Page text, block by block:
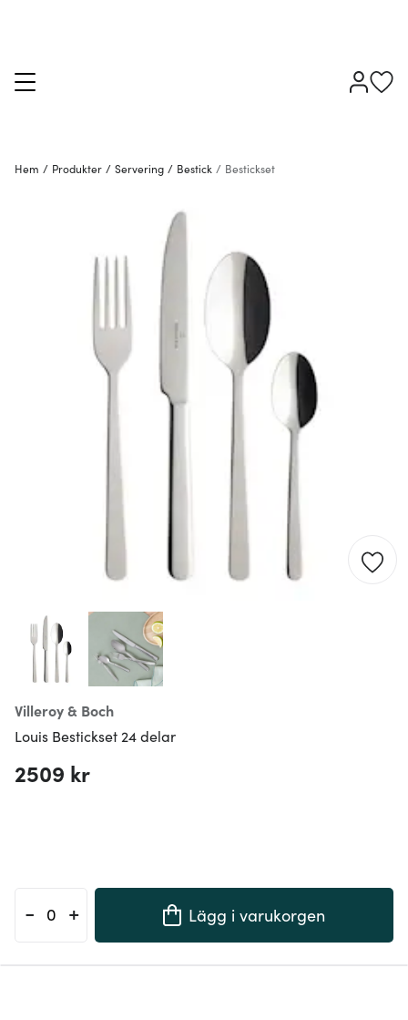
Hem / Produkter / Servering / Bestick / Bestickset
Villeroy & Boch
Louis Bestickset 24 delar
2509 kr
- + Lägg i varukorgen